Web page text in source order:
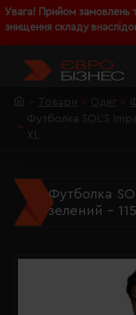
Увага! Прийом замовлень
знищення складу
Товари Одяг
Футболка SOL'S
XL
Футболка
зелений -